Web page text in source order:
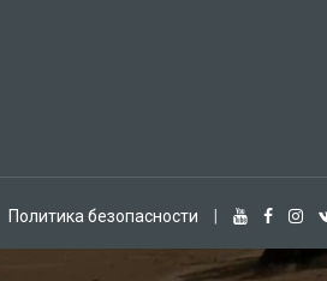
Политика безопасности